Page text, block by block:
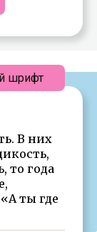
В них
то года
ты где
шрифт